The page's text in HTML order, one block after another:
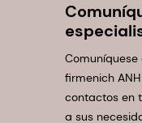
firmenich
contactos en
a sus